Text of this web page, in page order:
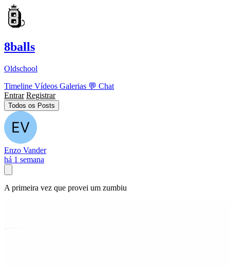
8balls
Oldschool
Timeline Vídeos Galerias 💬 Chat
Entrar Registrar
Todos os Posts
Enzo Vander
há 1 semana
A primeira vez que provei um zumbiu